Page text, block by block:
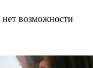
возможности